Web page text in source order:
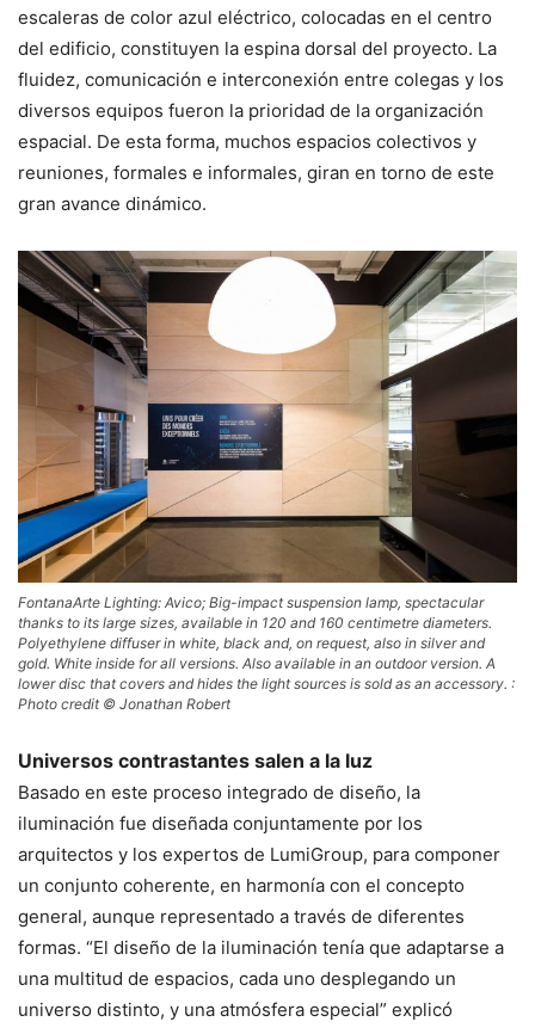
escaleras de color azul eléctrico, colocadas en el centro
del edificio, constituyen la espina dorsal del proyecto. La
fluidez, comunicación e interconexión entre colegas y los
diversos equipos fueron la prioridad de la organización
espacial. De esta forma, muchos espacios colectivos y
reuniones, formales e informales, giran en torno de este
gran avance dinámico.
FontanaArte Lighting: Avico; Big-impact suspension lamp, spectacular
thanks to its large sizes, available in 120 and 160 centimetre diameters.
Polyethylene diffuser in white, black and, on request, also in silver and
gold. White inside for all versions. Also available in an outdoor version. A
lower disc that covers and hides the light sources is sold as an accessory. :
Photo credit © Jonathan Robert
Universos contrastantes salen a la luz
Basado en este proceso integrado de diseño, la
iluminación fue diseñada conjuntamente por los
arquitectos y los expertos de LumiGroup, para componer
un conjunto coherente, en harmonía con el concepto
general, aunque representado a través de diferentes
formas. “El diseño de la iluminación tenía que adaptarse a
una multitud de espacios, cada uno desplegando un
universo distinto, y una atmósfera especial” explicó